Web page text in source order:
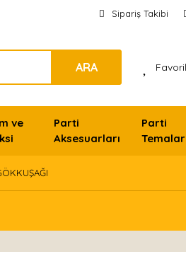
Sipariş Takibi
ARA
ve
Parti
Aksesuarları
Parti